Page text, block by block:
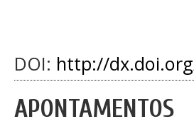
DOI: http://
APONTAMENTOS